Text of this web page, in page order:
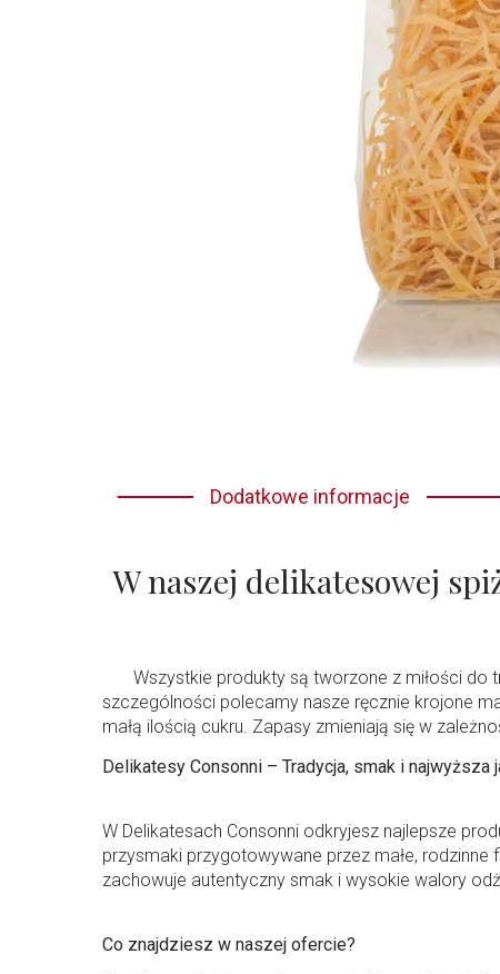
Dodatkowe informacje
W naszej delikatesowej
Wszystkie produkty są tworzone z miłości do
szczególności polecamy nasze ręcznie krojone
małą ilością cukru. Zapasy zmieniają się w
Delikatesy Consonni – Tradycja, smak i najwyższa
W Delikatesach Consonni odkryjesz najlepsze
przysmaki przygotowywane przez małe,
zachowuje autentyczny smak i wysokie walory
Co znajdziesz w naszej ofercie?